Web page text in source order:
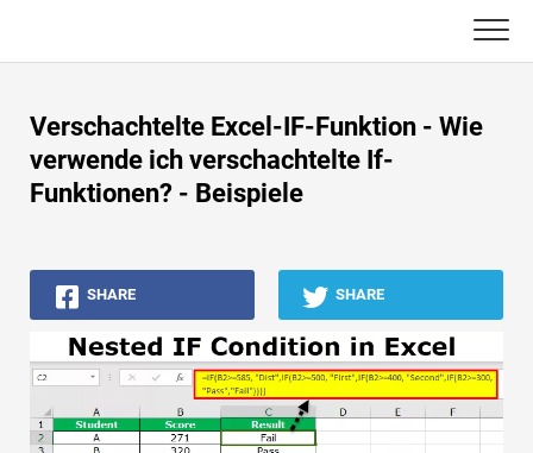
content
Buchhaltungs-Tutorials
Asset Management-Tutorials
Excel, VBA & Power BI
Investment Banking Tutorials
Top Bücher
Finanzkarriere-Leitfäden
Verschachtelte Excel-IF-Funktion - Wie
verwende ich verschachtelte If-
Funktionen? - Beispiele
SHARE SHARE